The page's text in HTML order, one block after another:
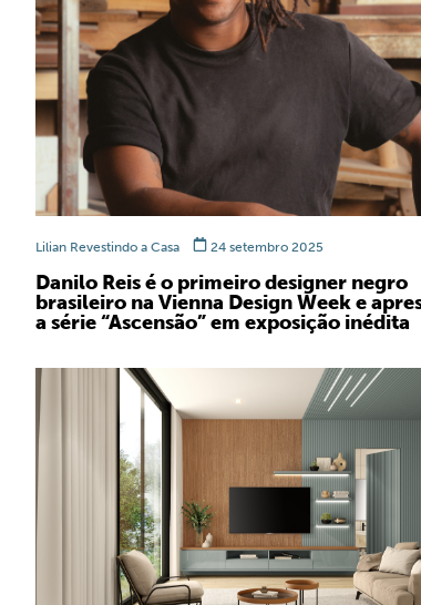
Lilian Revestindo a Casa 24 setembro 2025
Danilo Reis é o primeiro designer negro
brasileiro na Vienna Design Week e
a série “Ascensão” em exposição inédita